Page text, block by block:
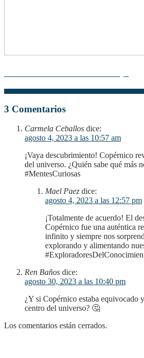
3 Comentarios
Carmela Ceballos dice:
agosto 4, 2023 a las 10:57 am
¡Vaya descubrimiento! Copérnico revolucionó nuestra visión
del universo. ¿Quién sabe qué más
#MentesCuriosas
Mael Paez dice:
agosto 4, 2023 a las 12:57 pm
¡Totalmente de acuerdo! El descubrimiento de
Copérnico fue una auténtica
infinito y siempre nos
explorando y alimentando
Ren Baños dice:
agosto 30, 2023 a las 10:40 pm
¿Y si Copérnico estaba equivocado y la Tierra es realmente el
centro del universo? 🤔
Los comentarios están cerrados.